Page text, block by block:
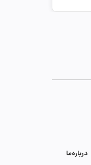
درباره‌ما